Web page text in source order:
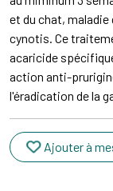
et du chat, maladie
cynotis. Ce
acaricide
action anti-
l'éradication de la
Ajouter à